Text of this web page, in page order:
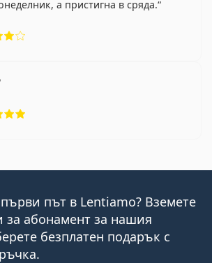
а пристигна в сряда.
път в Lentiamo? Вземете
за абонамент за нашия
безплатен подарък с